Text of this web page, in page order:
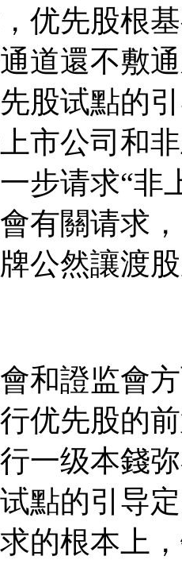
优先股根
道還不敷
股试點的
市公司和
步请求“非
有關请求
公然讓渡
和證监會
优先股的
行一级本錢
點的引导
的根本上